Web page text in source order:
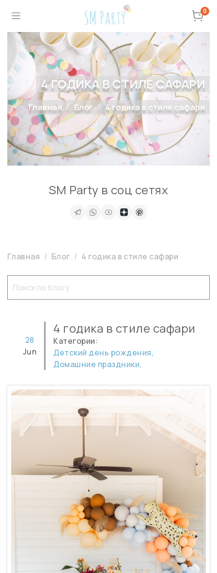
0
4 ГОДИКА В СТИЛЕ САФАРИ
Главная Блог 4 годика в стиле сафари
Главная Блог 4 годика в стиле сафари
4 годика в стиле сафари
28
Jun
Категории:
Детский день рождения,
Домашние праздники,
SM Party в соц сетях